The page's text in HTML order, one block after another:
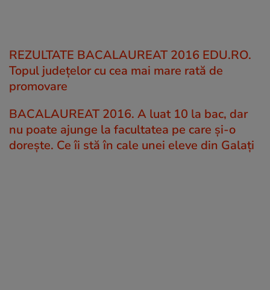
REZULTATE BACALAUREAT 2016 EDU.RO.
Topul județelor cu cea mai mare rată de
promovare
BACALAUREAT 2016. A luat 10 la bac, dar
nu poate ajunge la facultatea pe care și-o
dorește. Ce îi stă în cale unei eleve din Galați